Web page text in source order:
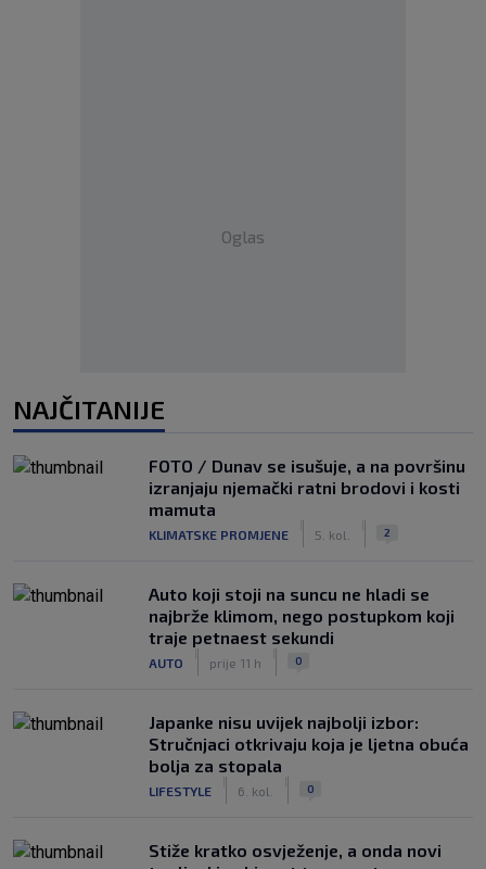
Oglas
NAJČITANIJE
FOTO / Dunav se isušuje, a na površinu
izranjaju njemački ratni brodovi i kosti
mamuta
KLIMATSKE PROMJENE 5. kol. 2
Auto koji stoji na suncu ne hladi se
najbrže klimom, nego postupkom koji
traje petnaest sekundi
AUTO prije 11 h 0
Japanke nisu uvijek najbolji izbor:
Stručnjaci otkrivaju koja je ljetna obuća
bolja za stopala
LIFESTYLE 6. kol. 0
Stiže kratko osvježenje, a onda novi